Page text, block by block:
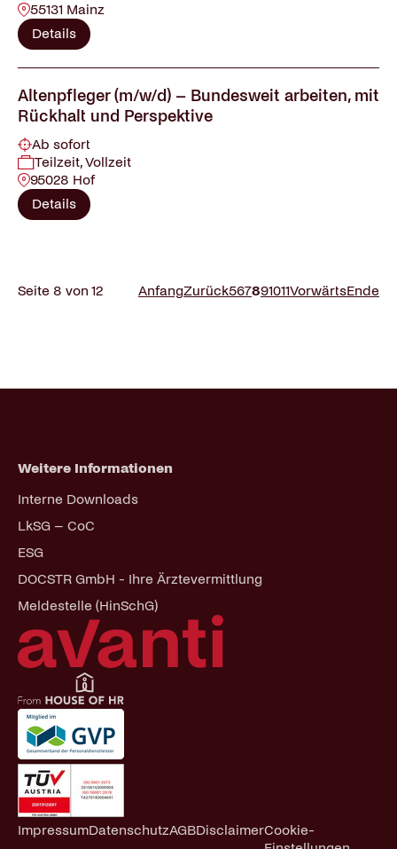
55131 Mainz
Details
Altenpfleger (m/w/d) – Bundesweit arbeiten, mit
Rückhalt und Perspektive
Ab sofort
Teilzeit, Vollzeit
95028 Hof
Details
Seite 8 von 12 AnfangZurück567891011VorwärtsEnde
Weitere Informationen
Navigation
Interne Downloads
LkSG – CoC
ESG
DOCSTR GmbH - Ihre Ärztevermittlung
Meldestelle (HinSchG)
Navigation
ImpressumDatenschutzAGBDisclaimerCookie-